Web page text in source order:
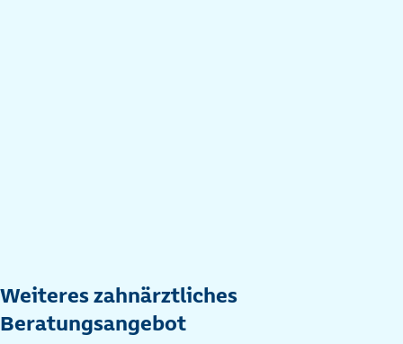
Weiteres zahnärztliches
Beratungsangebot